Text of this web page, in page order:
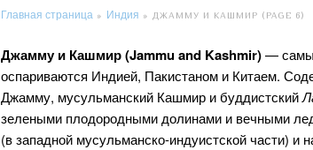
Главная страница » Индия » ДЖАММУ И КАШМИР (PAGE 6)
Джамму и Кашмир (Jammu and Kashmir)—
оспариваются Индией, Пакистаном и Китаем.
Джамму, мусульманский Кашмир и буддистский
зелеными плодородными долинами и вечными
(в западной мусульманско-индуистской части) и